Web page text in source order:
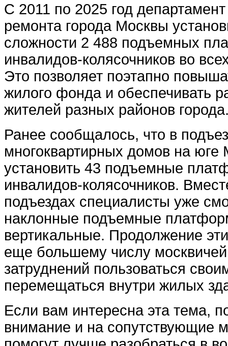
С 2011 по 2025 год департамент
ремонта города Москвы
сложности 2 488 подъемных
инвалидов‑колясочников во
Это позволяет поэтапно
жилого фонда и обеспечивать
жителей разных районов
Ранее сообщалось, что в
многоквартирных домов на юге
установить 43 подъемные
инвалидов-колясочников.
подъездах специалисты уже
наклонные подъемные
вертикальные. Продолжение
еще большему числу
затруднений пользоваться
перемещаться внутри жилых
Если вам интересна эта тема,
внимание и на сопутствующие